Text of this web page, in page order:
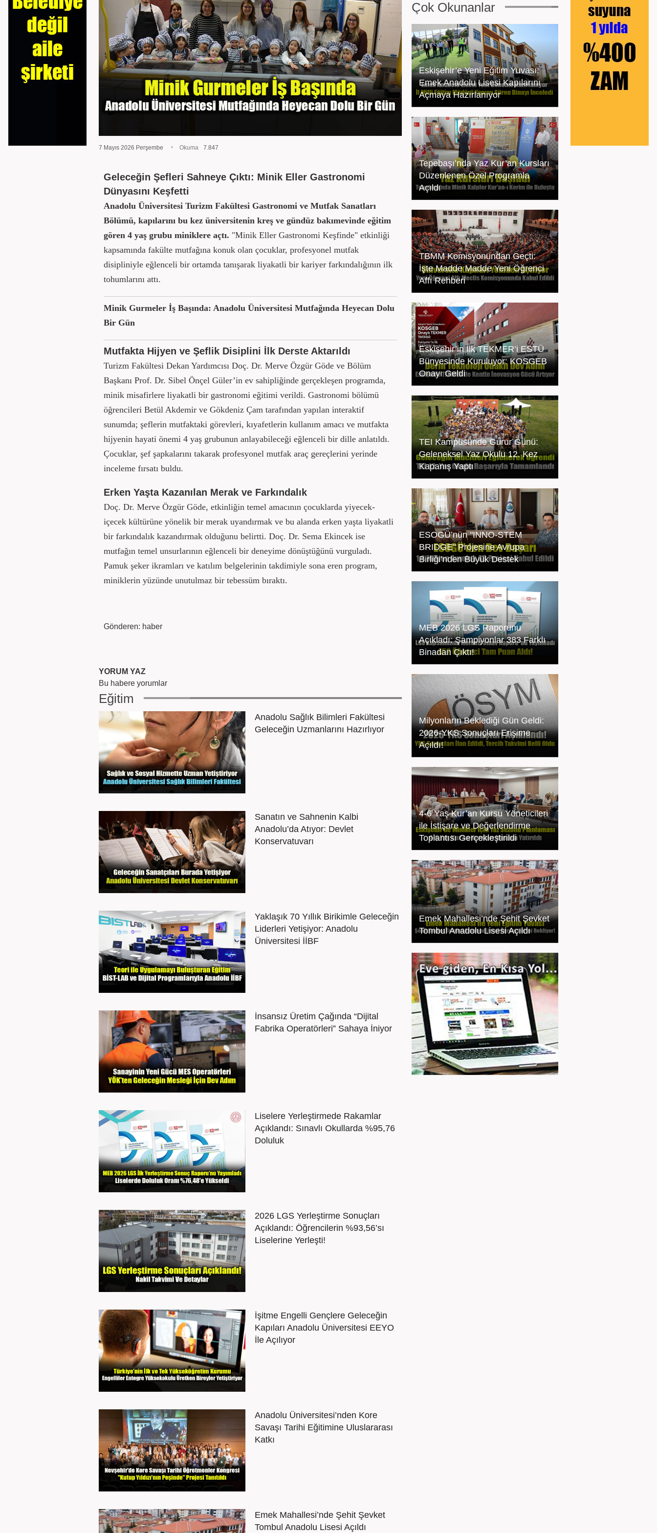
7 Mayıs 2026 Perşembe Okuma 7.847
Geleceğin Şefleri Sahneye Çıktı: Minik Eller Gastronomi
Dünyasını Keşfetti
Anadolu Üniversitesi Turizm Fakültesi Gastronomi ve Mutfak Sanatları
Bölümü, kapılarını bu kez üniversitenin kreş ve gündüz bakımevinde eğitim
gören 4 yaş grubu miniklere açtı. "Minik Eller Gastronomi Keşfinde" etkinliği
kapsamında fakülte mutfağına konuk olan çocuklar, profesyonel mutfak
disipliniyle eğlenceli bir ortamda tanışarak liyakatli bir kariyer farkındalığının ilk
tohumlarını attı.
Minik Gurmeler İş Başında: Anadolu Üniversitesi Mutfağında Heyecan Dolu
Bir Gün
Mutfakta Hijyen ve Şeflik Disiplini İlk Derste Aktarıldı
Turizm Fakültesi Dekan Yardımcısı Doç. Dr. Merve Özgür Göde ve Bölüm
Başkanı Prof. Dr. Sibel Önçel Güler’in ev sahipliğinde gerçekleşen programda,
minik misafirlere liyakatli bir gastronomi eğitimi verildi. Gastronomi bölümü
öğrencileri Betül Akdemir ve Gökdeniz Çam tarafından yapılan interaktif
sunumda; şeflerin mutfaktaki görevleri, kıyafetlerin kullanım amacı ve mutfakta
hijyenin hayati önemi 4 yaş grubunun anlayabileceği eğlenceli bir dille anlatıldı.
Çocuklar, şef şapkalarını takarak profesyonel mutfak araç gereçlerini yerinde
inceleme fırsatı buldu.
Erken Yaşta Kazanılan Merak ve Farkındalık
Doç. Dr. Merve Özgür Göde, etkinliğin temel amacının çocuklarda yiyecek-
içecek kültürüne yönelik bir merak uyandırmak ve bu alanda erken yaşta liyakatli
bir farkındalık kazandırmak olduğunu belirtti. Doç. Dr. Sema Ekincek ise
mutfağın temel unsurlarının eğlenceli bir deneyime dönüştüğünü vurguladı.
Pamuk şeker ikramları ve katılım belgelerinin takdimiyle sona eren program,
miniklerin yüzünde unutulmaz bir tebessüm bıraktı.
Gönderen: haber
YORUM YAZ
Bu habere yorumlar
Eğitim
Anadolu Sağlık Bilimleri Fakültesi
Geleceğin Uzmanlarını Hazırlıyor
Sanatın ve Sahnenin Kalbi
Anadolu’da Atıyor: Devlet
Konservatuvarı
Yaklaşık 70 Yıllık Birikimle Geleceğin
Liderleri Yetişiyor: Anadolu
Üniversitesi İİBF
İnsansız Üretim Çağında “Dijital
Fabrika Operatörleri” Sahaya İniyor
Liselere Yerleştirmede Rakamlar
Açıklandı: Sınavlı Okullarda %95,76
Doluluk
2026 LGS Yerleştirme Sonuçları
Açıklandı: Öğrencilerin %93,56’sı
Liselerine Yerleşti!
İşitme Engelli Gençlere Geleceğin
Kapıları Anadolu Üniversitesi EEYO
İle Açılıyor
Anadolu Üniversitesi’nden Kore
Savaşı Tarihi Eğitimine Uluslararası
Katkı
Emek Mahallesi’nde Şehit Şevket
Tombul Anadolu Lisesi Açıldı
Çok Okunanlar
Eskişehir’e Yeni Eğitim Yuvası:
Emek Anadolu Lisesi Kapılarını
Açmaya Hazırlanıyor
Tepebaşı’nda Yaz Kur’an Kursları
Düzenlenen Özel Programla
Açıldı
TBMM Komisyonundan Geçti:
İşte Madde Madde Yeni Öğrenci
Affı Rehberi
Eskişehir’in İlk TEKMER’i ESTÜ
Bünyesinde Kuruluyor: KOSGEB
Onayı Geldi
TEI Kampüsünde Gurur Günü:
Geleneksel Yaz Okulu 12. Kez
Kapanış Yaptı
ESOGÜ’nün "INNO-STEM
BRIDGE" Projesine Avrupa
Birliği’nden Büyük Destek
MEB 2026 LGS Raporunu
Açıkladı: Şampiyonlar 383 Farklı
Binadan Çıktı!
Milyonların Beklediği Gün Geldi:
2026-YKS Sonuçları Erişime
Açıldı!
4-6 Yaş Kur’an Kursu Yöneticileri
ile İstişare ve Değerlendirme
Toplantısı Gerçekleştirildi
Emek Mahallesi’nde Şehit Şevket
Tombul Anadolu Lisesi Açıldı